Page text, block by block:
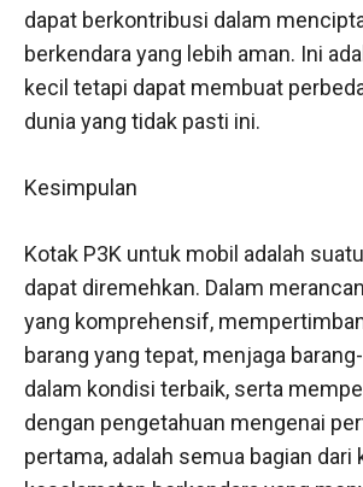
dapat berkontribusi dalam
berkendara yang lebih aman. Ini
kecil tetapi dapat membuat
dunia yang tidak pasti ini.
Kesimpulan
Kotak P3K untuk mobil adalah
dapat diremehkan. Dalam
yang komprehensif,
barang yang tepat, menjaga
dalam kondisi terbaik, serta
dengan pengetahuan mengenai
pertama, adalah semua bagian dari